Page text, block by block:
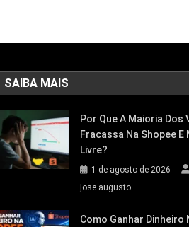
SAIBA MAIS
Por Que A Maioria Dos
Fracassa Na Shopee E
Livre?
1 de agosto de 2026
jose augusto
Como Ganhar Dinheiro